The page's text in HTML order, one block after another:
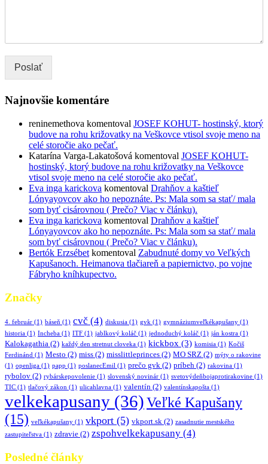
Poslať
Najnovšie komentáre
reninemethova komentoval JOSEF KOHUT- hostinský, ktorý
budove na rohu križovatky na Veškovce vtisol svoje meno na
celé storočie ako pečať.
Katarína Varga-Lakatošová komentoval JOSEF KOHUT-
hostinský, ktorý budove na rohu križovatky na Veškovce
vtisol svoje meno na celé storočie ako pečať.
Eva inga karickova komentoval Drahňov a kaštieľ
Lónyayovcov ako ho nepoznáte. Ps: Mala som sa stať/ mala
som byť cisárovnou ( Prečo? Viac v článku).
Eva inga karickova komentoval Drahňov a kaštieľ
Lónyayovcov ako ho nepoznáte. Ps: Mala som sa stať/ mala
som byť cisárovnou ( Prečo? Viac v článku).
Bertók Erzsébet komentoval Zabudnuté domy vo Veľkých
Kapušanoch. Heimanova tlačiareň a papiernictvo, po vojne
Fábryho kníhkupectvo.
Značky
4. február (1) báseň (1) cvč (4) diskusia (1) gvk (1) gymnáziumveľkékapušany (1)
historia (1) Incheba (1) ITF (1) jablkový koláč (1) jednoduchý koláč (1) ján kostra (1)
Kalokagathia (2) každý den stretnut cloveka (1) kickbox (3) komisia (1) Kočiš
Ferdinánd (1) Mesto (2) miss (2) misslittleprinces (2) MO SRZ (2) mýty o rakovine
(1) openliga (1) papp (1) poslanecEmil (1) prečo gvk (2) príbeh (2) rakovina (1)
rybolov (2) rybárskepovolenie (1) slovenský novinár (1) svetovýdeňbojaprotirakovine (1)
TIC (1) tlačový zákon (1) ulicahlavna (1) valentín (2) valentínskapošta (1)
velkekapusany (36)Veľké Kapušany
(15) veľkékapušany (1) vkport (5) vkport.sk (2) zasadnutie mestského
zastupiteľstva (1) zdravie (2) zspohvelkekapusany (4)
Posledné články